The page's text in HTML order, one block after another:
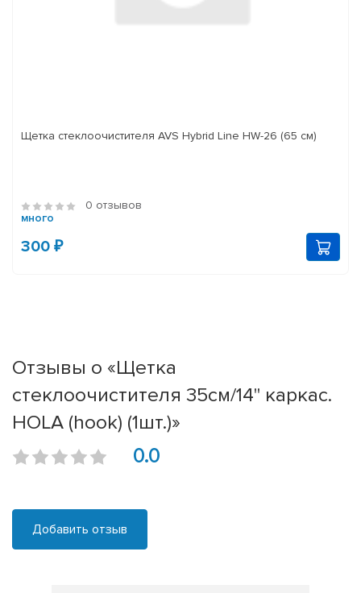
Щетка стеклоочистителя AVS Hybrid Line HW-26 (65 см)
0 отзывов
много
300 ₽
Отзывы о «Щетка
стеклоочистителя 35см/14'' каркас.
HOLA (hook) (1шт.)»
0.0
Добавить отзыв